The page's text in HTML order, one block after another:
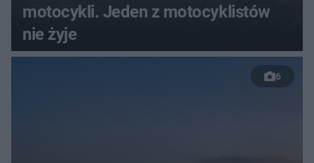
motocykli. Jeden z motocyklistów
nie żyje
6